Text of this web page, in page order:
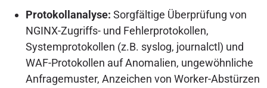
Protokollanalyse: Sorgfältige Überprüfung von
NGINX-Zugriffs- und Fehlerprotokollen,
Systemprotokollen (z.B. syslog, journalctl) und
WAF-Protokollen auf Anomalien, ungewöhnliche
Anfragemuster, Anzeichen von Worker-Abstürzen